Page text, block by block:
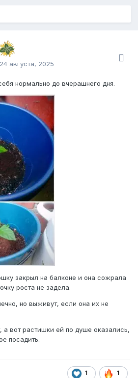
24 августа, 2025
нормально до вчерашнего дня.
закрыл на балконе и она сожрала
роста не задела.
но выживут, если она их не
а вот растишки ей по душе оказались,
посадить.
1 1